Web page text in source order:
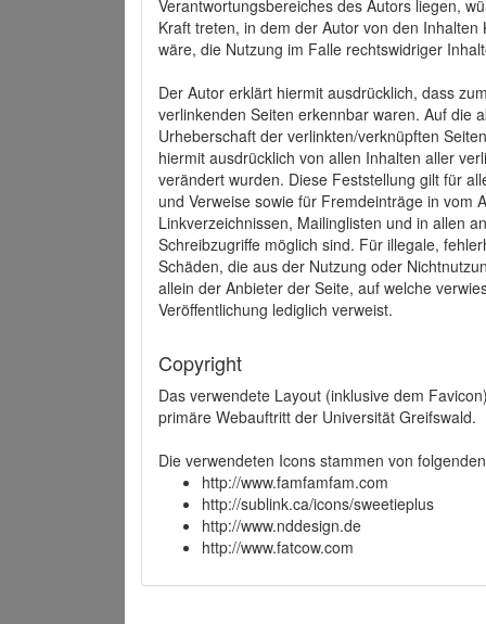
Verantwortungsbereiches des Autors liegen,
Kraft treten, in dem der Autor von den
wäre, die Nutzung im Falle rechtswidriger
Der Autor erklärt hiermit ausdrücklich, dass
verlinkenden Seiten erkennbar waren. Auf die
Urheberschaft der verlinkten/verknüpften
hiermit ausdrücklich von allen Inhalten aller
verändert wurden. Diese Feststellung gilt für
und Verweise sowie für Fremdeinträge in vom
Linkverzeichnissen, Mailinglisten und in allen
Schreibzugriffe möglich sind. Für illegale,
Schäden, die aus der Nutzung oder
allein der Anbieter der Seite, auf welche
Veröffentlichung lediglich verweist.
Copyright
Das verwendete Layout (inklusive dem
primäre Webauftritt der Universität Greifswald.
Die verwendeten Icons stammen von
http://www.famfamfam.com
http://sublink.ca/icons/sweetieplus
http://www.nddesign.de
http://www.fatcow.com